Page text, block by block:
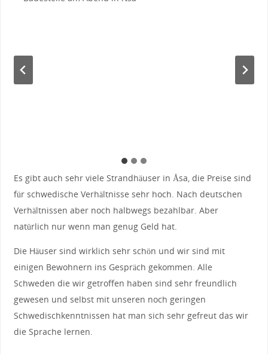
Es gibt auch sehr viele Strandhäuser in Åsa, die Preise sind
für schwedische Verhältnisse sehr hoch. Nach deutschen
Verhältnissen aber noch halbwegs bezahlbar. Aber
natürlich nur wenn man genug Geld hat.
Die Häuser sind wirklich sehr schön und wir sind mit
einigen Bewohnern ins Gespräch gekommen. Alle
Schweden die wir getroffen haben sind sehr freundlich
gewesen und selbst mit unseren noch geringen
Schwedischkenntnissen hat man sich sehr gefreut das wir
die Sprache lernen.